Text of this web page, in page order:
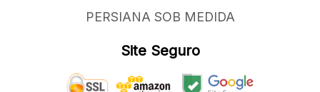
PERSIANA SOB MEDIDA
Site Seguro